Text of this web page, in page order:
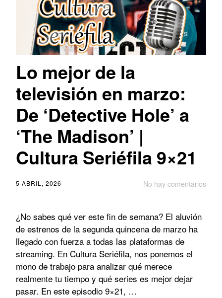
Lo mejor de la
televisión en marzo:
De ‘Detective Hole’ a
‘The Madison’ |
Cultura Seriéfila 9×21
No hay comentarios
5 ABRIL, 2026
¿No sabes qué ver este fin de semana? El aluvión
de estrenos de la segunda quincena de marzo ha
llegado con fuerza a todas las plataformas de
streaming. En Cultura Seriéfila, nos ponemos el
mono de trabajo para analizar qué merece
realmente tu tiempo y qué series es mejor dejar
pasar. En este episodio 9×21, …